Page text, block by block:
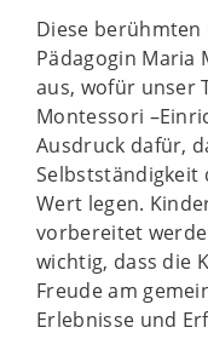
Diese berühmten
Pädagogin Maria
aus, wofür unser
Montessori
Ausdruck dafür,
Selbstständigkeit
Wert legen.
vorbereitet
wichtig, dass die
Freude am
Erlebnisse und